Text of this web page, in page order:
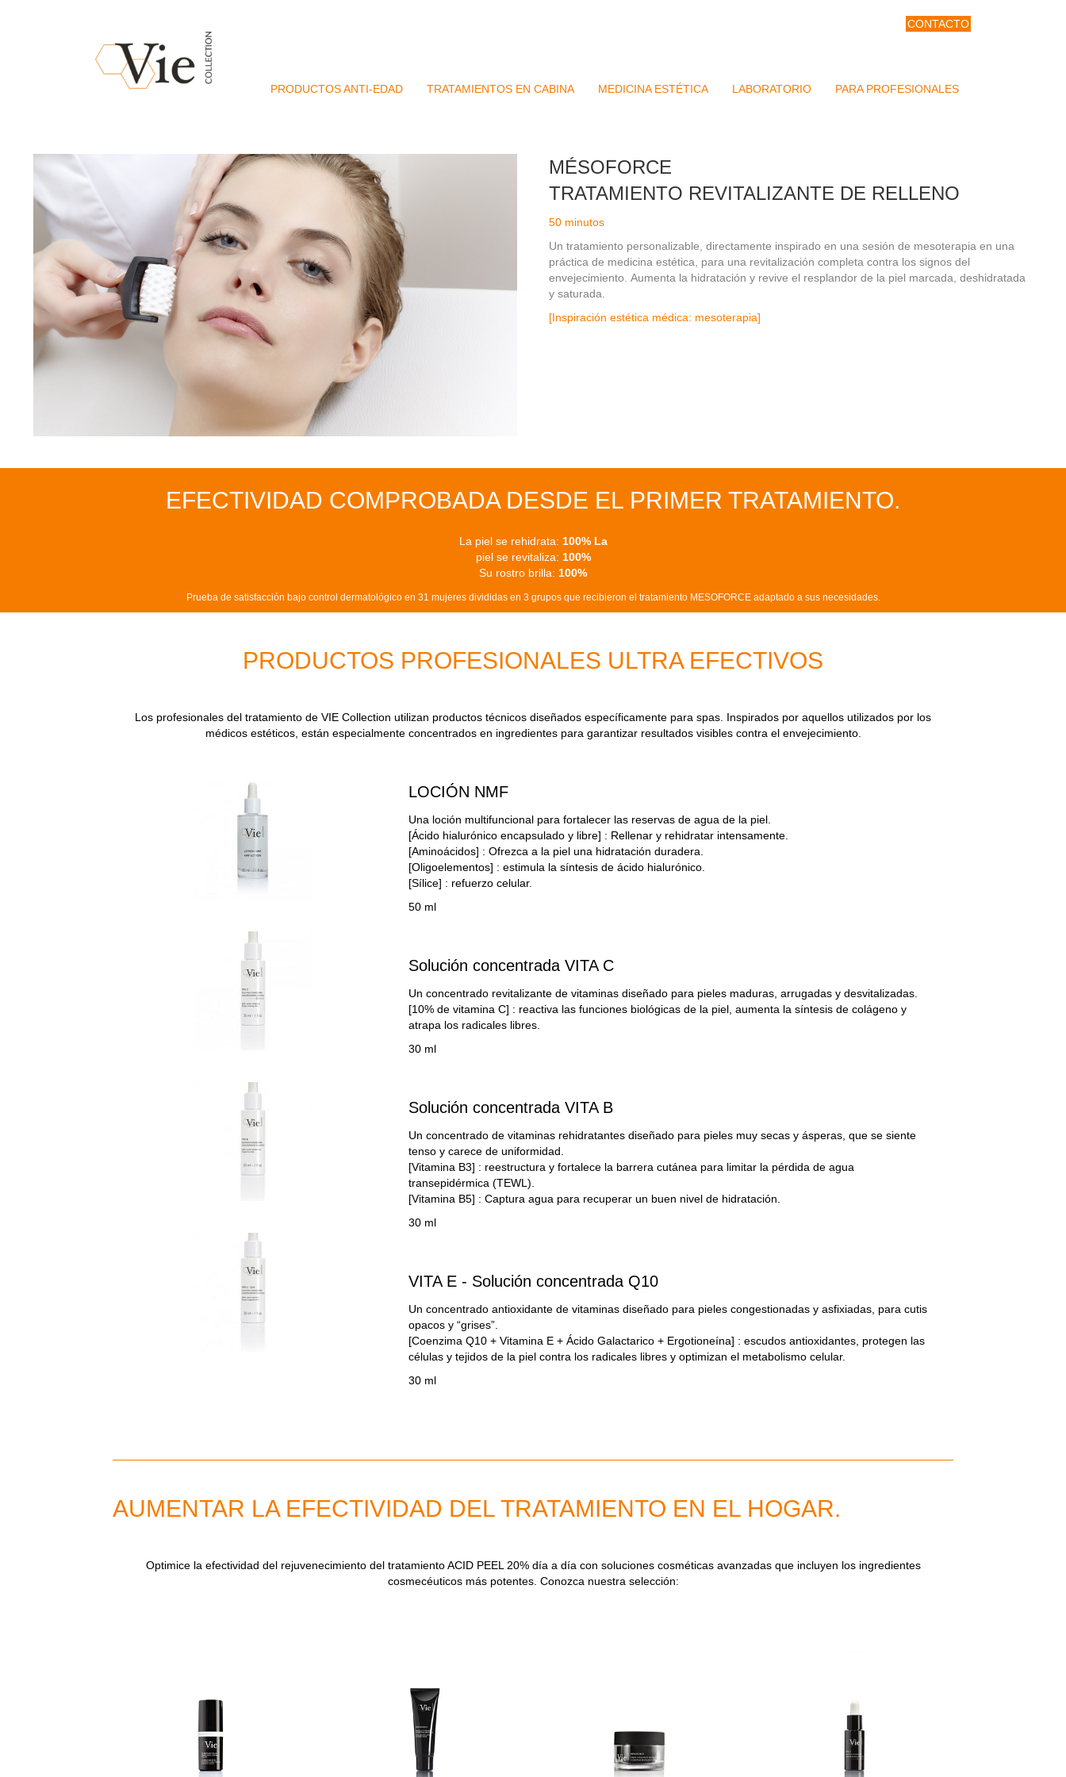
CONTACTO
PRODUCTOS ANTI-EDAD TRATAMIENTOS EN CABINA MEDICINA ESTÉTICA LABORATORIO PARA PROFESIONALES
MÉSOFORCE
TRATAMIENTO REVITALIZANTE DE RELLENO
50 minutos
Un tratamiento personalizable, directamente inspirado en una sesión de mesoterapia en una
práctica de medicina estética, para una revitalización completa contra los signos del
envejecimiento. Aumenta la hidratación y revive el resplandor de la piel marcada, deshidratada
y saturada.
[Inspiración estética médica: mesoterapia]
EFECTIVIDAD COMPROBADA DESDE EL PRIMER TRATAMIENTO.
La piel se rehidrata: 100% La
piel se revitaliza: 100%
Su rostro brilla: 100%
Prueba de satisfacción bajo control dermatológico en 31 mujeres divididas en 3 grupos que recibieron el tratamiento MESOFORCE adaptado a sus necesidades.
PRODUCTOS PROFESIONALES ULTRA EFECTIVOS
Los profesionales del tratamiento de VIE Collection utilizan productos técnicos diseñados específicamente para spas. Inspirados por aquellos utilizados por los
médicos estéticos, están especialmente concentrados en ingredientes para garantizar resultados visibles contra el envejecimiento.
LOCIÓN NMF
Una loción multifuncional para fortalecer las reservas de agua de la piel.
[Ácido hialurónico encapsulado y libre] : Rellenar y rehidratar intensamente.
[Aminoácidos] : Ofrezca a la piel una hidratación duradera.
[Oligoelementos] : estimula la síntesis de ácido hialurónico.
[Sílice] : refuerzo celular.
50 ml
Solución concentrada VITA C
Un concentrado revitalizante de vitaminas diseñado para pieles maduras, arrugadas y desvitalizadas.
[10% de vitamina C] : reactiva las funciones biológicas de la piel, aumenta la síntesis de colágeno y
atrapa los radicales libres.
30 ml
Solución concentrada VITA B
Un concentrado de vitaminas rehidratantes diseñado para pieles muy secas y ásperas, que se siente
tenso y carece de uniformidad.
[Vitamina B3] : reestructura y fortalece la barrera cutánea para limitar la pérdida de agua
transepidérmica (TEWL).
[Vitamina B5] : Captura agua para recuperar un buen nivel de hidratación.
30 ml
VITA E - Solución concentrada Q10
Un concentrado antioxidante de vitaminas diseñado para pieles congestionadas y asfixiadas, para cutis
opacos y “grises”.
[Coenzima Q10 + Vitamina E + Ácido Galactarico + Ergotioneína] : escudos antioxidantes, protegen las
células y tejidos de la piel contra los radicales libres y optimizan el metabolismo celular.
30 ml
AUMENTAR LA EFECTIVIDAD DEL TRATAMIENTO EN EL HOGAR.
Optimice la efectividad del rejuvenecimiento del tratamiento ACID PEEL 20% día a día con soluciones cosméticas avanzadas que incluyen los ingredientes
cosmecéuticos más potentes. Conozca nuestra selección: